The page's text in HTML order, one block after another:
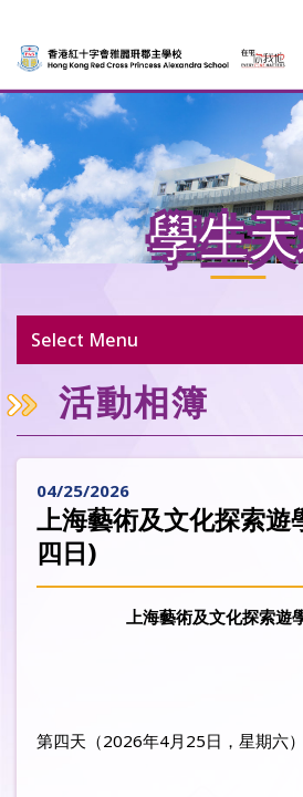
學生
Select Menu
活動相簿
04/25/2026
上海藝術及文化探索遊
四日)
上海藝術及文化探索遊
第四天（2026年4月25日，星期六）